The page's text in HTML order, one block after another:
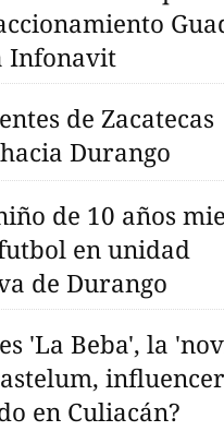
Infonavit
de Zacatecas
Durango
de 10 años
en unidad
de Durango
'La Beba', la
influencer
en Culiacán?